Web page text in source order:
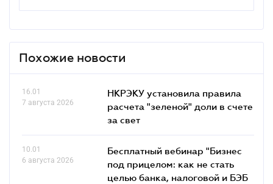
Похожие новости
16.01
7 августа 2026
НКРЭКУ установила правила
расчета "зеленой" доли в счете
за свет
10.01
6 августа 2026
Бесплатный вебинар "Бизнес
под прицелом: как не стать
целью банка, налоговой и БЭБ